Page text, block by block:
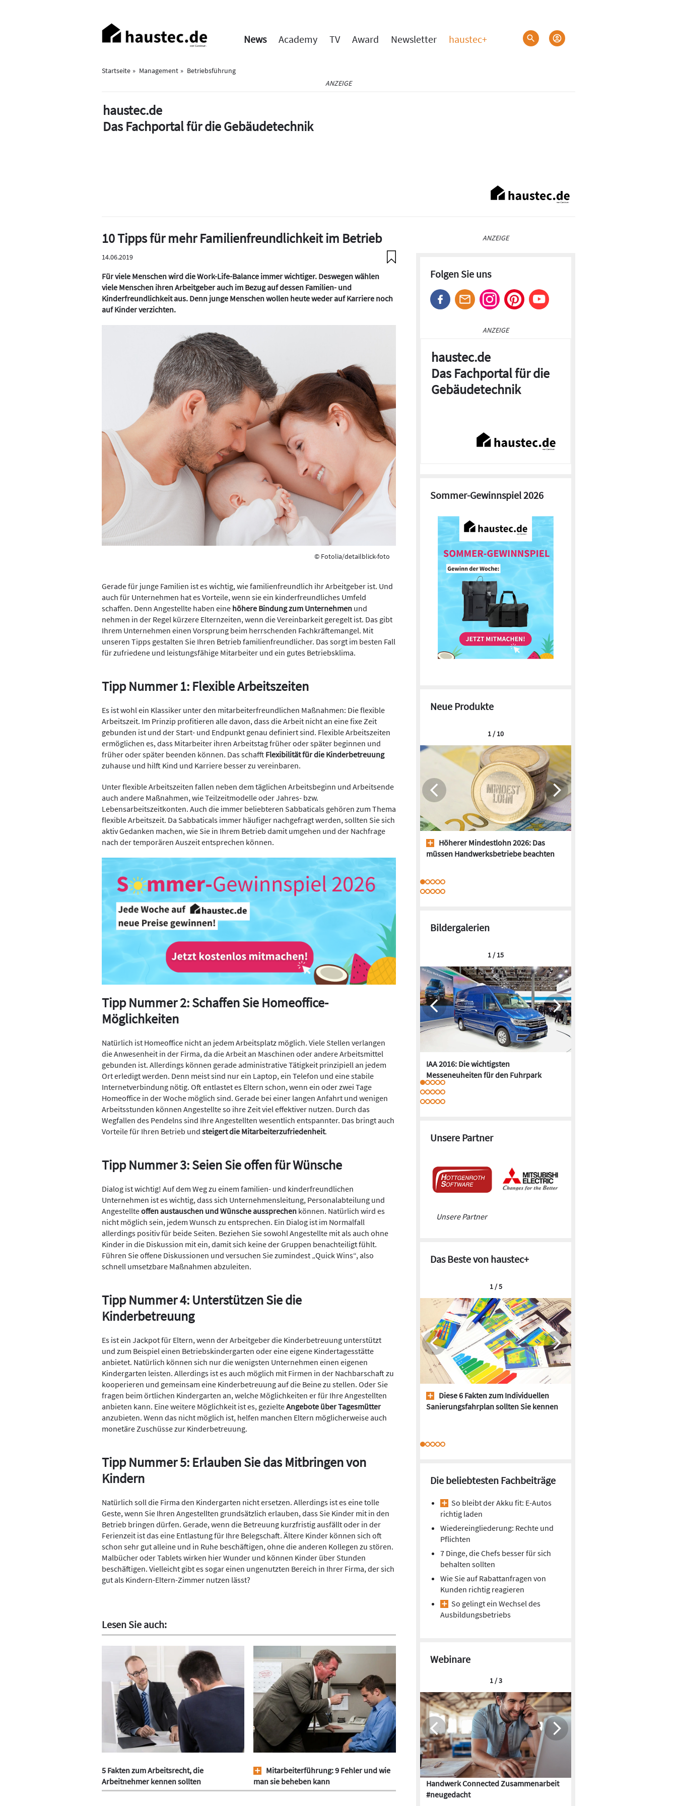
Haupt-
Navigation
News Academy TV Award Newsletter haustec+
Startseite Management
Betriebsführung
ANZEIGE
haustec.de
Das Fachportal für die Gebäudetechnik
10 Tipps für mehr Familienfreundlichkeit im Betrieb
14.06.2019
Für viele Menschen wird die Work-Life-Balance immer wichtiger. Deswegen wählen
viele Menschen ihren Arbeitgeber auch im Bezug auf dessen Familien- und
Kinderfreundlichkeit aus. Denn junge Menschen wollen heute weder auf Karriere noch
auf Kinder verzichten.
© Fotolia/detailblick-foto
Gerade für junge Familien ist es wichtig, wie familienfreundlich ihr Arbeitgeber ist. Und
auch für Unternehmen hat es Vorteile, wenn sie ein kinderfreundliches Umfeld
schaffen. Denn Angestellte haben eine höhere Bindung zum Unternehmen und
nehmen in der Regel kürzere Elternzeiten, wenn die Vereinbarkeit geregelt ist. Das gibt
Ihrem Unternehmen einen Vorsprung beim herrschenden Fachkräftemangel. Mit
unseren Tipps gestalten Sie Ihren Betrieb familienfreundlicher. Das sorgt im besten Fall
für zufriedene und leistungsfähige Mitarbeiter und ein gutes Betriebsklima.
Tipp Nummer 1: Flexible Arbeitszeiten
Es ist wohl ein Klassiker unter den mitarbeiterfreundlichen Maßnahmen: Die flexible
Arbeitszeit. Im Prinzip profitieren alle davon, dass die Arbeit nicht an eine fixe Zeit
gebunden ist und der Start- und Endpunkt genau definiert sind. Flexible Arbeitszeiten
ermöglichen es, dass Mitarbeiter ihren Arbeitstag früher oder später beginnen und
früher oder später beenden können. Das schafft Flexibilität für die Kinderbetreuung
zuhause und hilft Kind und Karriere besser zu vereinbaren.
Unter flexible Arbeitszeiten fallen neben dem täglichen Arbeitsbeginn und Arbeitsende
auch andere Maßnahmen, wie Teilzeitmodelle oder Jahres- bzw.
Lebensarbeitszeitkonten. Auch die immer beliebteren Sabbaticals gehören zum Thema
flexible Arbeitszeit. Da Sabbaticals immer häufiger nachgefragt werden, sollten Sie sich
aktiv Gedanken machen, wie Sie in Ihrem Betrieb damit umgehen und der Nachfrage
nach der temporären Auszeit entsprechen können.
Tipp Nummer 2: Schaffen Sie Homeoffice-
Möglichkeiten
Natürlich ist Homeoffice nicht an jedem Arbeitsplatz möglich. Viele Stellen verlangen
die Anwesenheit in der Firma, da die Arbeit an Maschinen oder andere Arbeitsmittel
gebunden ist. Allerdings können gerade administrative Tätigkeit prinzipiell an jedem
Ort erledigt werden. Denn meist sind nur ein Laptop, ein Telefon und eine stabile
Internetverbindung nötig. Oft entlastet es Eltern schon, wenn ein oder zwei Tage
Homeoffice in der Woche möglich sind. Gerade bei einer langen Anfahrt und wenigen
Arbeitsstunden können Angestellte so ihre Zeit viel effektiver nutzen. Durch das
Wegfallen des Pendelns sind Ihre Angestellten wesentlich entspannter. Das bringt auch
Vorteile für Ihren Betrieb und steigert die Mitarbeiterzufriedenheit.
Tipp Nummer 3: Seien Sie offen für Wünsche
Dialog ist wichtig! Auf dem Weg zu einem familien- und kinderfreundlichen
Unternehmen ist es wichtig, dass sich Unternehmensleitung, Personalabteilung und
Angestellteoffen austauschen und Wünsche aussprechen können. Natürlich wird es
nicht möglich sein, jedem Wunsch zu entsprechen. Ein Dialog ist im Normalfall
allerdings positiv für beide Seiten. Beziehen Sie sowohl Angestellte mit als auch ohne
Kinder in die Diskussion mit ein, damit sich keine der Gruppen benachteiligt fühlt.
Führen Sie offene Diskussionen und versuchen Sie zumindest „Quick Wins“, also
schnell umsetzbare Maßnahmen abzuleiten.
Tipp Nummer 4: Unterstützen Sie die
Kinderbetreuung
Es ist ein Jackpot für Eltern, wenn der Arbeitgeber die Kinderbetreuung unterstützt
und zum Beispiel einen Betriebskindergarten oder eine eigene Kindertagesstätte
anbietet. Natürlich können sich nur die wenigsten Unternehmen einen eigenen
Kindergarten leisten. Allerdings ist es auch möglich mit Firmen in der Nachbarschaft zu
kooperieren und gemeinsam eine Kinderbetreuung auf die Beine zu stellen. Oder Sie
fragen beim örtlichen Kindergarten an, welche Möglichkeiten er für Ihre Angestellten
anbieten kann. Eine weitere Möglichkeit ist es, gezielteAngebote über Tagesmütter
anzubieten. Wenn das nicht möglich ist, helfen manchen Eltern möglicherweise auch
monetäre Zuschüsse zur Kinderbetreuung.
Tipp Nummer 5: Erlauben Sie das Mitbringen von
Kindern
Natürlich soll die Firma den Kindergarten nicht ersetzen. Allerdings ist es eine tolle
Geste, wenn Sie Ihren Angestellten grundsätzlich erlauben, dass Sie Kinder mit in den
Betrieb bringen dürfen. Gerade, wenn die Betreuung kurzfristig ausfällt oder in der
Ferienzeit ist das eine Entlastung für Ihre Belegschaft. Ältere Kinder können sich oft
schon sehr gut alleine und in Ruhe beschäftigen, ohne die anderen Kollegen zu stören.
Malbücher oder Tablets wirken hier Wunder und können Kinder über Stunden
beschäftigen. Vielleicht gibt es sogar einen ungenutzten Bereich in Ihrer Firma, der sich
gut als Kindern-Eltern-Zimmer nutzen lässt?
Lesen Sie auch:
Mitarbeiterführung: 9 Fehler und wie
man sie beheben kann
5 Fakten zum Arbeitsrecht, die
Arbeitnehmer kennen sollten
ANZEIGE
Folgen Sie uns
ANZEIGE
haustec.de
Das Fachportal für die
Gebäudetechnik
Sommer-Gewinnspiel 2026
Neue Produkte
Höherer Mindestlohn 2026: Das
müssen Handwerksbetriebe beachten
1 / 10
Bildergalerien
IAA 2016: Die wichtigsten
Messeneuheiten für den Fuhrpark
1 / 15
Unsere Partner
Unsere Partner
Das Beste von haustec+
Diese 6 Fakten zum Individuellen
Sanierungsfahrplan sollten Sie kennen
1 / 5
Die beliebtesten Fachbeiträge
So bleibt der Akku fit: E-Autos
richtig laden
Wiedereingliederung: Rechte und
Pflichten
7 Dinge, die Chefs besser für sich
behalten sollten
Wie Sie auf Rabattanfragen von
Kunden richtig reagieren
So gelingt ein Wechsel des
Ausbildungsbetriebs
Webinare
Handwerk Connected Zusammenarbeit
#neugedacht
1 / 3